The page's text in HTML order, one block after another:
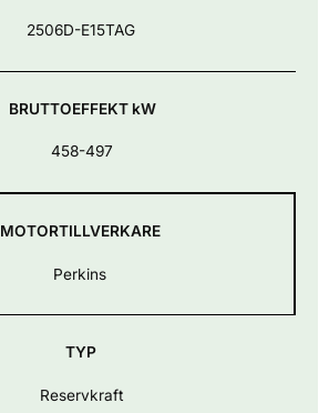
2506D-E15TAG
BRUTTOEFFEKT kW
458-497
MOTORTILLVERKARE
Perkins
TYP
Reservkraft